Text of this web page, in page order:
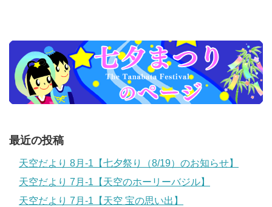
最近の投稿
天空だより 8月-1【七夕祭り（8/19）のお知らせ】
天空だより 7月-1【天空のホーリーバジル】
天空だより 7月-1【天空 宝の思い出】